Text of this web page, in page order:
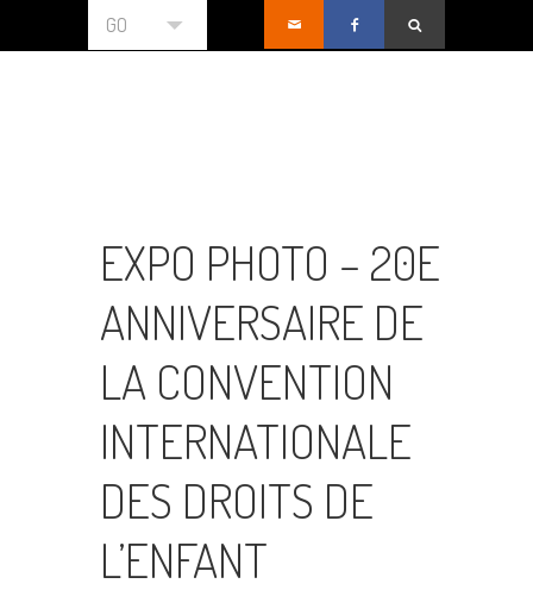
GO
EXPO PHOTO – 20E
ANNIVERSAIRE DE
LA CONVENTION
INTERNATIONALE
DES DROITS DE
L’ENFANT